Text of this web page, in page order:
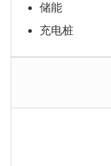
储能
充电桩